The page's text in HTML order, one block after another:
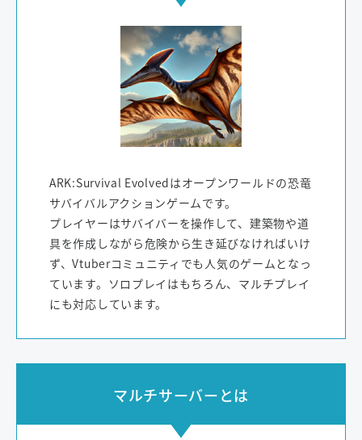
ARK:Survival Evolvedはオープンワールドの恐竜
サバイバルアクションゲームです。
プレイヤーはサバイバーを操作して、建築物や道
具を作成しながら危険から生き延びなければいけ
ず、Vtuberコミュニティでも人気のゲームとなっ
ています。ソロプレイはもちろん、マルチプレイ
にも対応しています。
マルチサーバーとは